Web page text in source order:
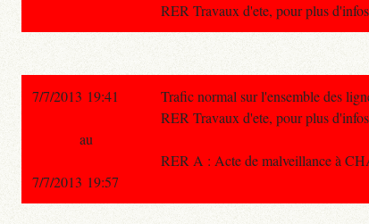
RER Travaux d'ete, pour plus
7/7/2013 19:41
Trafic normal sur l'ensemble des
RER Travaux d'ete, pour plus
RER A : Acte de malveillance à
au
7/7/2013 19:57